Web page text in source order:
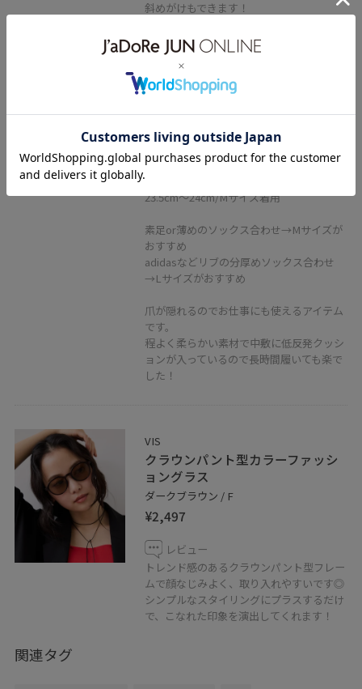
斜めがけもできます！
2BUY10%OFF
VIS
¥4,151
23.5cm〜24cm/Mサイズ着用
素足or薄めのソックス合わせ→Mサイズが
おすすめ
adidasなどリブの分厚めソックス合わせ
→Lサイズがおすすめ
爪が隠れるのでお仕事にも使えるアイテム
です。
程よく柔らかい素材で中敷に低反発クッシ
ョンが入っているので長時間履いても楽で
した！
VIS
クラウンパント型カラーファッシ
ョングラス
ダークブラウン / F
¥2,497
レビュー
トレンド感のあるクラウンパント型フレー
ムで顔なじみよく、取り入れやすいです◎
シンプルなスタイリングにプラスするだけ
で、こなれた印象を演出してくれます！
関連タグ